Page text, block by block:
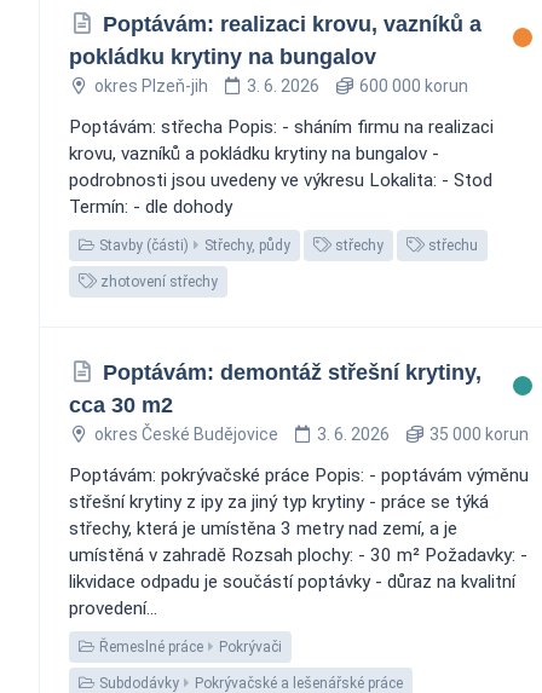
Poptávám: realizaci krovu, vazníků a
pokládku krytiny na bungalov
okres Plzeň-jih 3. 6. 2026 600 000 korun
Poptávám: střecha Popis: - sháním firmu na realizaci
krovu, vazníků a pokládku krytiny na bungalov -
podrobnosti jsou uvedeny ve výkresu Lokalita: - Stod
Termín: - dle dohody
Stavby (části) Střechy, půdy střechy střechu
zhotovení střechy
Poptávám: demontáž střešní krytiny,
cca 30 m2
okres České Budějovice 3. 6. 2026 35 000 korun
Poptávám: pokrývačské práce Popis: - poptávám výměnu
střešní krytiny z ipy za jiný typ krytiny - práce se týká
střechy, která je umístěna 3 metry nad zemí, a je
umístěná v zahradě Rozsah plochy: - 30 m² Požadavky: -
likvidace odpadu je součástí poptávky - důraz na kvalitní
provedení...
Řemeslné práce Pokrývači
Subdodávky Pokrývačské a lešenářské práce